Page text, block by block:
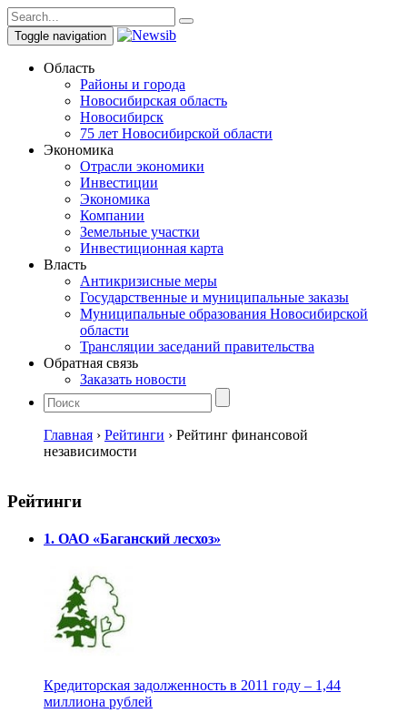
Toggle navigation
Область
Районы и города
Новосибирская область
Новосибирск
75 лет Новосибирской области
Экономика
Отрасли экономики
Инвестиции
Экономика
Компании
Земельные участки
Инвестиционная карта
Власть
Антикризисные меры
Государственные и муниципальные заказы
Муниципальные образования Новосибирской
области
Трансляции заседаний правительства
Обратная связь
Заказать новости
Главная › Рейтинги › Рейтинг финансовой
независимости
Рейтинги
1. ОАО «Баганский лесхоз»
Кредиторская задолженность в 2011 году – 1,44
миллиона рублей